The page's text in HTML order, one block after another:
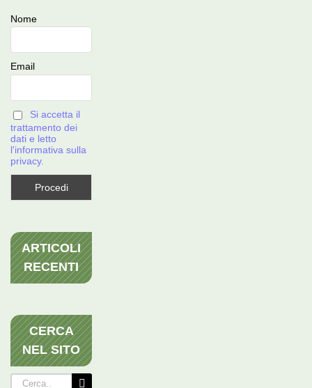
Nome
Email
Si accetta il
trattamento dei
dati e letto
l'informativa sulla
privacy.
ARTICOLI
RECENTI
CERCA
NEL SITO
Cerca